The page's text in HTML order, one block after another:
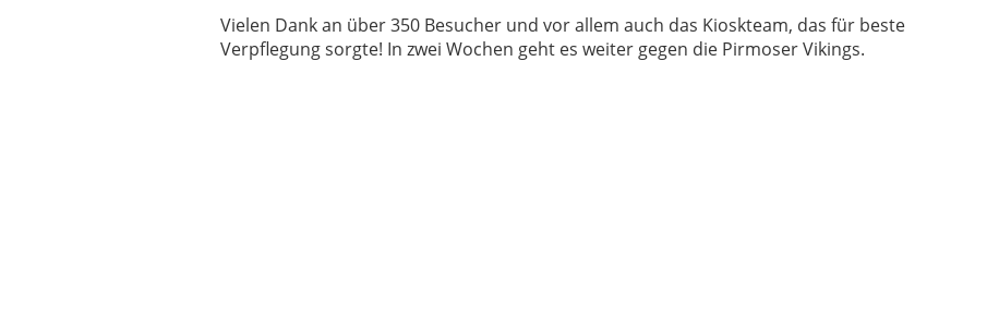
Vielen Dank an über 350 Besucher und vor allem auch das Kioskteam, das für beste
Verpflegung sorgte! In zwei Wochen geht es weiter gegen die Pirmoser Vikings.